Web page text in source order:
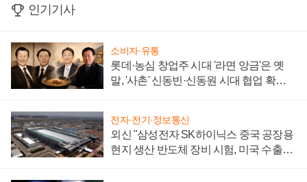
인기기사
소비자·유통
롯데·농심 창업주 시대 '라면 앙금'은 옛
말, '사촌' 신동빈·신동원 시대 협업 확대
전자·전기·정보통신
외신 "삼성전자 SK하이닉스 중국 공장용
현지 생산 반도체 장비 시험, 미국 수출통